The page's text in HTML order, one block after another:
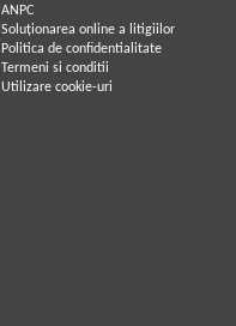
ANPC
Soluționarea online a litigiilor
Politica de confidentialitate
Termeni si conditii
Utilizare cookie-uri